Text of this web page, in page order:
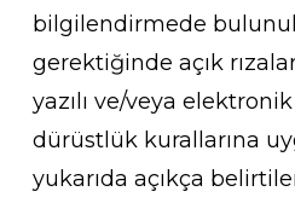
bilgilendirmede
gerektiğinde açık
yazılı ve/veya
dürüstlük kurallarına
yukarıda açıkça